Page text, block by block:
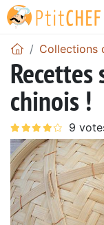
Collections
Recettes
chinois !